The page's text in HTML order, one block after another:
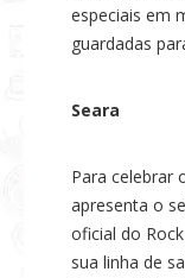
especiais em
guardadas
Seara
Para celebrar
apresenta o
oficial do
sua linha de